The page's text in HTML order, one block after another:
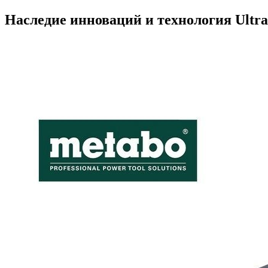
Наследие инноваций и технология